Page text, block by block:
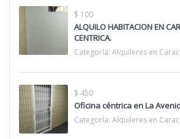
$ 100
ALQUILO HABITACION EN
CENTRICA.
Categoría: Alquileres en
$ 450
Oficina céntrica en La
Categoría: Alquileres en